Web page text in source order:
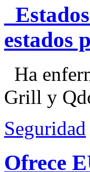
estados
Ha
Grill y
Seguridad
Ofrece